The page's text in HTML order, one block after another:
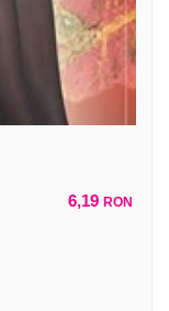
6,19 RON